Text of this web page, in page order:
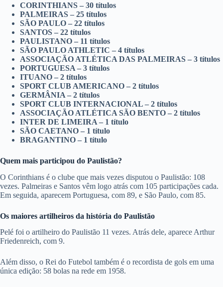
CORINTHIANS – 30 títulos
PALMEIRAS – 25 títulos
SÃO PAULO – 22 títulos
SANTOS – 22 títulos
PAULISTANO – 11 títulos
SÃO PAULO ATHLETIC – 4 títulos
ASSOCIAÇÃO ATLÉTICA DAS PALMEIRAS – 3 títulos
PORTUGUESA – 3 títulos
ITUANO – 2 títulos
SPORT CLUB AMERICANO – 2 títulos
GERMÂNIA – 2 títulos
SPORT CLUB INTERNACIONAL – 2 títulos
ASSOCIAÇÃO ATLÉTICA SÃO BENTO – 2 títulos
INTER DE LIMEIRA – 1 título
SÃO CAETANO – 1 título
BRAGANTINO – 1 título
Quem mais participou do Paulistão?
O Corinthians é o clube que mais vezes disputou o Paulistão: 108
vezes. Palmeiras e Santos vêm logo atrás com 105 participações cada.
Em seguida, aparecem Portuguesa, com 89, e São Paulo, com 85.
Os maiores artilheiros da história do Paulistão
Pelé foi o artilheiro do Paulistão 11 vezes. Atrás dele, aparece Arthur
Friedenreich, com 9.
Além disso, o Rei do Futebol também é o recordista de gols em uma
única edição: 58 bolas na rede em 1958.